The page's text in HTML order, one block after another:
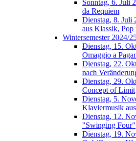
Sonntag, 6. Juli
da Requiem
Dienstag, 8. Juli
aus Klassik,
Wintersemester 2024/
Dienstag, 15.
Omaggio a
Dienstag, 22.
nach
Dienstag, 29.
Concept of Limit
Dienstag, 5.
Klaviermusik
Dienstag, 12.
"Swinging Four"
Dienstag, 19.